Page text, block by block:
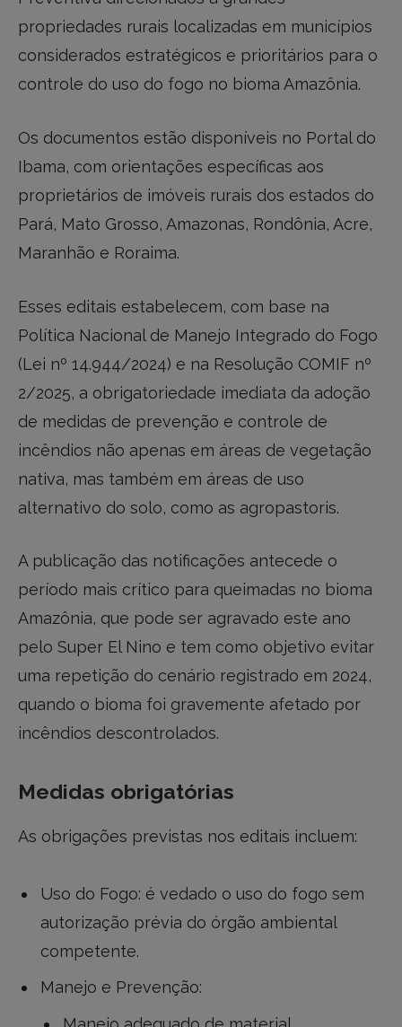
propriedades rurais localizadas em municípios
considerados estratégicos e prioritários para o
controle do uso do fogo no bioma Amazônia.
Os documentos estão disponíveis no Portal do
Ibama, com orientações específicas aos
proprietários de imóveis rurais dos estados do
Pará, Mato Grosso, Amazonas, Rondônia, Acre,
Maranhão e Roraima.
Esses editais estabelecem, com base na
Política Nacional de Manejo Integrado do Fogo
(Lei nº 14.944/2024) e na Resolução COMIF nº
2/2025, a obrigatoriedade imediata da adoção
de medidas de prevenção e controle de
incêndios não apenas em áreas de vegetação
nativa, mas também em áreas de uso
alternativo do solo, como as agropastoris.
A publicação das notificações antecede o
período mais crítico para queimadas no bioma
Amazônia, que pode ser agravado este ano
pelo Super El Nino e tem como objetivo evitar
uma repetição do cenário registrado em 2024,
quando o bioma foi gravemente afetado por
incêndios descontrolados.
Medidas obrigatórias
As obrigações previstas nos editais incluem:
Uso do Fogo: é vedado o uso do fogo sem
autorização prévia do órgão ambiental
competente.
Manejo e Prevenção: